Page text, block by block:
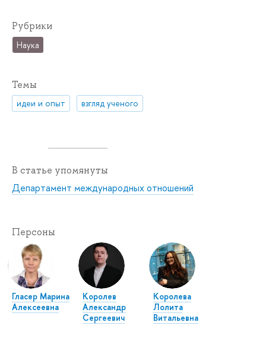
Рубрики
Наука
Темы
идеи и опыт взгляд ученого
В статье упомянуты
Департамент международных отношений
Персоны
Гласер Марина
Алексеевна
Королев
Александр
Сергеевич
Королева
Лолита
Витальевна